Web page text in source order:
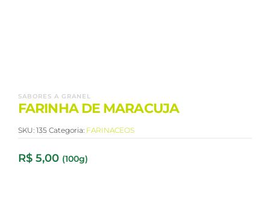
SABORES A GRANEL
FARINHA DE MARACUJA
SKU: 135 Categoria: FARINACEOS
R$ 5,00 (100g)